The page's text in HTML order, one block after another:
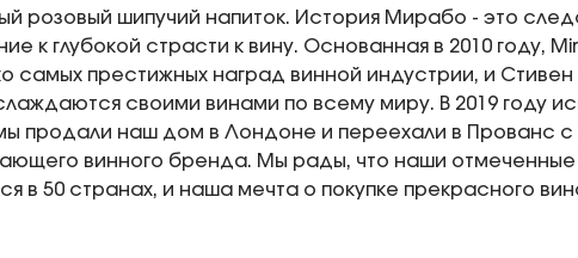
розовый шипучий напиток. История Мирабо - это
к глубокой страсти к вину. Основанная в 2010 году,
самых престижных наград винной индустрии, и
своими винами по всему миру. В 2019 году
продали наш дом в Лондоне и переехали в Прованс
винного бренда. Мы рады, что наши
в 50 странах, и наша мечта о покупке прекрасного